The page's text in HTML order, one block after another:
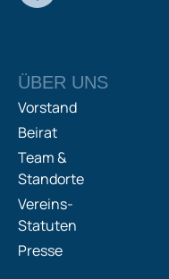
ÜBER UNS
Vorstand
Beirat
Team &
Standorte
Vereins-
Statuten
Presse